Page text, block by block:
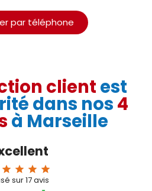
par téléphone
client est
dans nos 4
à Marseille
star star star star
sur17avis